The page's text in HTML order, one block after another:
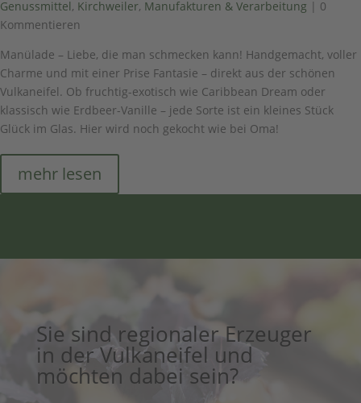
Genussmittel, Kirchweiler, Manufakturen & Verarbeitung | 0
Kommentieren
Manülade – Liebe, die man schmecken kann! Handgemacht, voller
Charme und mit einer Prise Fantasie – direkt aus der schönen
Vulkaneifel. Ob fruchtig-exotisch wie Caribbean Dream oder
klassisch wie Erdbeer-Vanille – jede Sorte ist ein kleines Stück
Glück im Glas. Hier wird noch gekocht wie bei Oma!
mehr lesen
Sie sind regionaler Erzeuger
in der Vulkaneifel und
möchten dabei sein?